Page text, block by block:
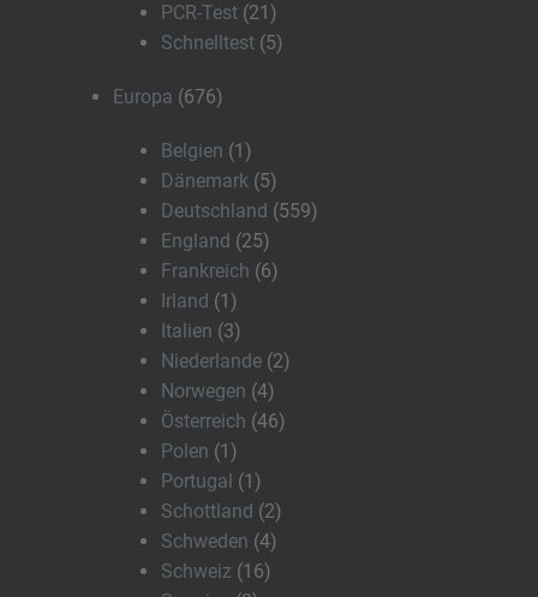
PCR-Test (21)
Schnelltest (5)
Europa (676)
Belgien (1)
Dänemark (5)
Deutschland (559)
England (25)
Frankreich (6)
Irland (1)
Italien (3)
Niederlande (2)
Norwegen (4)
Österreich (46)
Polen (1)
Portugal (1)
Schottland (2)
Schweden (4)
Schweiz (16)